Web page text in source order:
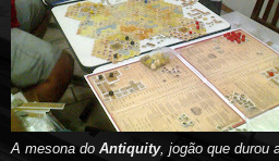
A mesona do Antiquity, jogão que durou